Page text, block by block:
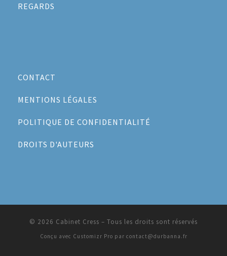
REGARDS
CONTACT
MENTIONS LÉGALES
POLITIQUE DE CONFIDENTIALITÉ
DROITS D'AUTEURS
© 2026 Cabinet Cress – Tous les droits sont réservés
Conçu avec Customizr Pro par contact@durbanna.fr